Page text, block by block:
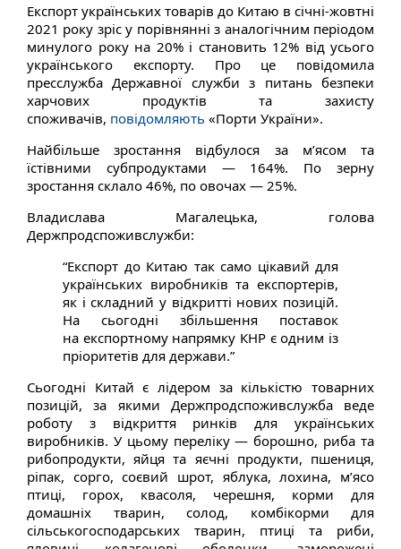
Експорт українських товарів до Китаю в січні-жовтні
2021 року зріс у порівнянні з аналогічним періодом
минулого року на 20% і становить 12% від усього
українського експорту. Про це повідомила
пресслужба Державної служби з питань безпеки
харчових продуктів та захисту
споживачів, повідомляють «Порти України».
Найбільше зростання відбулося за м’ясом та
їстівними субпродуктами — 164%. По зерну
зростання склало 46%, по овочах — 25%.
Владислава Магалецька, голова
Держпродспоживслужби:
“Експорт до Китаю так само цікавий для
українських виробників та експортерів,
як і складний у відкритті нових позицій.
На сьогодні збільшення поставок
на експортному напрямку КНР є одним із
пріоритетів для держави.”
Сьогодні Китай є лідером за кількістю товарних
позицій, за якими Держпродспоживслужба веде
роботу з відкриття ринків для українських
виробників. У цьому переліку — борошно, риба та
рибопродукти, яйця та яєчні продукти, пшениця,
ріпак, сорго, соєвий шрот, яблука, лохина, м’ясо
птиці, горох, квасоля, черешня, корми для
домашніх тварин, солод, комбікорми для
сільськогосподарських тварин, птиці та риби,